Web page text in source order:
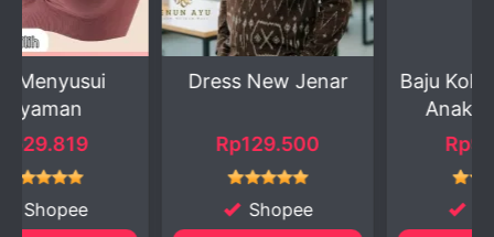
Dress New Jenar
Baju Koko Ayah dan
Anak Premium